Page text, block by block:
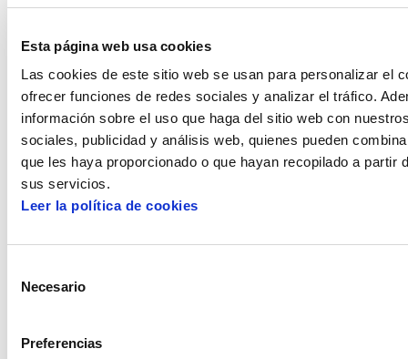
Esta página web usa cookies
Las cookies de este sitio web se usan para personalizar el
ofrecer funciones de redes sociales y analizar el tráfico.
información sobre el uso que haga del sitio web con
sociales, publicidad y análisis web, quienes pueden
que les haya proporcionado o que hayan recopilado a partir
sus servicios.
Leer la política de cookies
Necesario
Preferencias